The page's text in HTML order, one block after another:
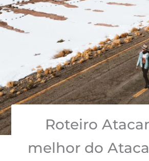
Roteiro
melhor do